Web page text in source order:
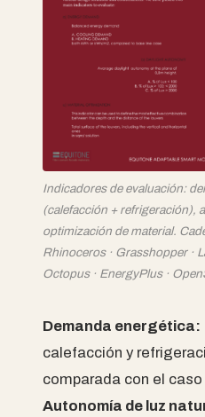
Indicadores de evaluación:
(calefacción + refrigeración),
optimización de material.
Rhinoceros · Grasshopper ·
Octopus · EnergyPlus ·
Demanda energética:
calefacción y
comparada con el
Autonomía de luz